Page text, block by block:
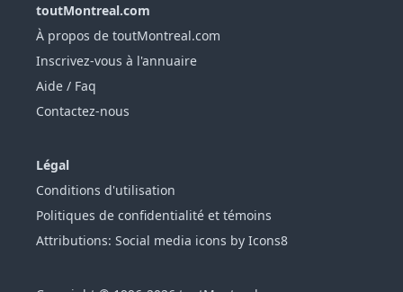
toutMontreal.com
À propos de toutMontreal.com
Inscrivez-vous à l'annuaire
Aide / Faq
Contactez-nous
Légal
Conditions d'utilisation
Politiques de confidentialité et témoins
Attributions: Social media icons by Icons8